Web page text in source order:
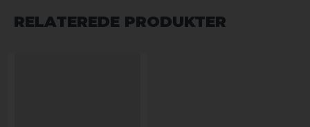
RELATEREDE PRODUKTER